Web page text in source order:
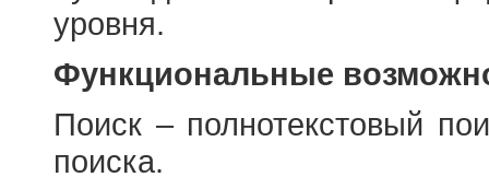
уровня.
Функциональные
Поиск – полнотекстовый
поиска.